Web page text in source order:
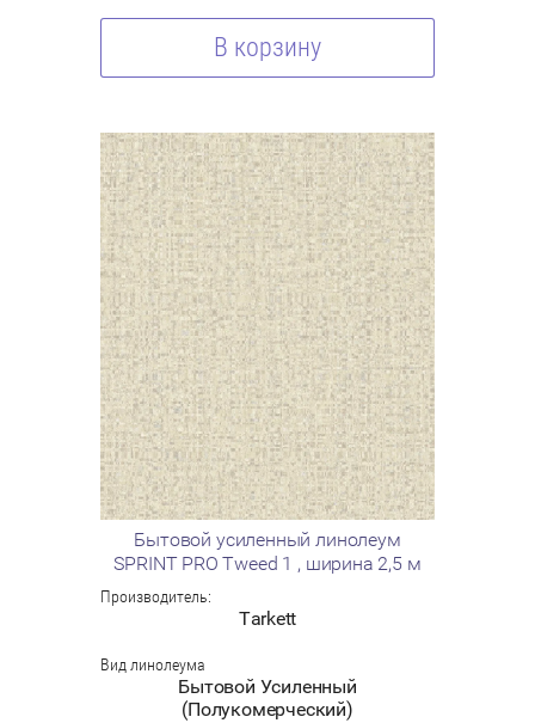
В корзину
Бытовой усиленный линолеум
SPRINT PRO Tweed 1 , ширина 2,5 м
Производитель:
Tarkett
Вид линолеума
Бытовой Усиленный
(Полукомерческий)